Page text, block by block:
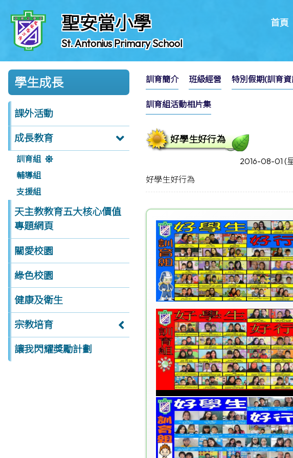
聖安當小學
St. Antonius Primary School
首頁
學生成長
課外活動
成長教育
訓育組
輔導組
支援組
天主教教育五大核心價值
專題網頁
關愛校園
綠色校園
健康及衛生
宗教培育
讓我閃耀獎勵計劃
訓育簡介 班級經營 特別假期(訓育
訓育組活動相片集
好學生好行為
2016-08-01 (
好學生好行為